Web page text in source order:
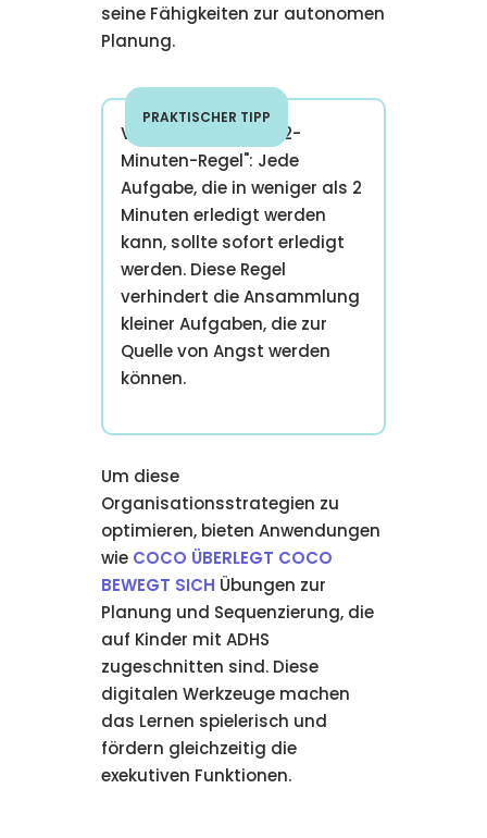
seine Fähigkeiten zur autonomen
Planung.
PRAKTISCHER TIPP
Verwenden Sie die "2-
Minuten-Regel": Jede
Aufgabe, die in weniger als 2
Minuten erledigt werden
kann, sollte sofort erledigt
werden. Diese Regel
verhindert die Ansammlung
kleiner Aufgaben, die zur
Quelle von Angst werden
können.
Um diese
Organisationsstrategien zu
optimieren, bieten Anwendungen
wie COCO ÜBERLEGT COCO
BEWEGT SICH Übungen zur
Planung und Sequenzierung, die
auf Kinder mit ADHS
zugeschnitten sind. Diese
digitalen Werkzeuge machen
das Lernen spielerisch und
fördern gleichzeitig die
exekutiven Funktionen.